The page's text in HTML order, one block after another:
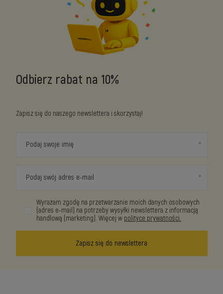
Odbierz rabat na 10%
Zapisz się do naszego newslettera i skorzystaj!
Podaj swoje imię
Podaj swój adres e-mail
Wyrażam zgodę na przetwarzanie moich danych osobowych
(adres e-mail) na potrzeby wysyłki newslettera z informacją
handlową (marketing). Więcej w polityce prywatności.
Zapisz się do newslettera